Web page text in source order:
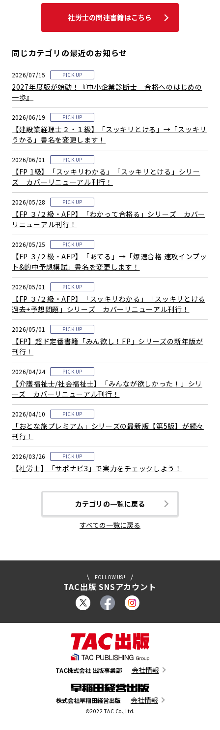
社労士の関連書籍はこちら
同じカテゴリの最近のお知らせ
2026/07/15 PICK UP
2027年度版が始動！『中小企業診断士 合格へのはじめの
一歩』
2026/06/19 PICK UP
【建設業経理士２・１級】「スッキリとける」→「スッキリ
うかる」書名を変更します！
2026/06/01 PICK UP
【FP 1級】「スッキリわかる」「スッキリとける」シリー
ズ カバーリニューアル刊行！
2026/05/28 PICK UP
【FP ３/２級・AFP】「わかって合格る」シリーズ カバー
リニューアル刊行！
2026/05/25 PICK UP
【FP ３/２級・AFP】「あてる」→「爆速合格 速攻インプッ
ト&的中予想模試」書名を変更します！
2026/05/01 PICK UP
【FP ３/２級・AFP】「スッキリわかる」「スッキリとける
過去+予想問題」シリーズ カバーリニューアル刊行！
2026/05/01 PICK UP
【FP】超ド定番書籍「みん欲し！FP」シリーズの新年版が
刊行！
2026/04/24 PICK UP
【介護福祉士/社会福祉士】「みんなが欲しかった！」シリ
ーズ カバーリニューアル刊行！
2026/04/10 PICK UP
「おとな旅プレミアム」シリーズの最新版【第5版】が続々
刊行！
2026/03/26 PICK UP
【社労士】「サポナビ3」で実力をチェックしよう！
カテゴリの一覧に戻る
すべての一覧に戻る
FOLLOW US !
TAC出版 SNSアカウント
TAC株式会社 出版事業部 会社情報
株式会社早稲田経営出版 会社情報
©2022 TAC Co.,Ltd.